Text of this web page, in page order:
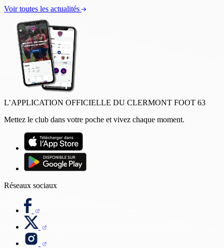
Voir toutes les actualités
L’APPLICATION OFFICIELLE DU CLERMONT FOOT 63
Mettez le club dans votre poche et vivez chaque moment.
Réseaux sociaux